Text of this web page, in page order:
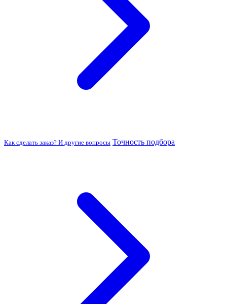
Как сделать заказ? И другие вопросы Точность подбора